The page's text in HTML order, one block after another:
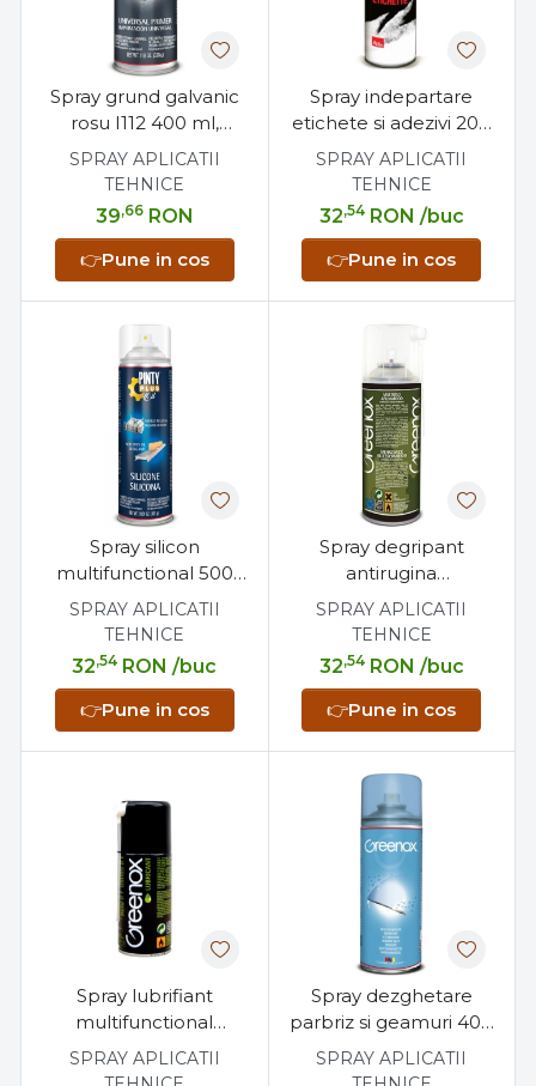
Spray grund galvanic
rosu I112 400 ml,
anticoroziv, aluminiu si
zinc, 600°C
SPRAY APLICATII
TEHNICE
39,66 RON
👉Pune in cos
Spray indepartare
etichete si adezivi 200
ml, pentru plastic,
sticla si metal
SPRAY APLICATII
TEHNICE
32,54 RON /buc
👉Pune in cos
Spray silicon
multifunctional 500
ml, fara miros,
transparent, respinge
umiditatea,
antiaderent
SPRAY APLICATII
TEHNICE
32,54 RON /buc
👉Pune in cos
Spray degripant
antirugina
multifunctional 400
ml, lubrifiant, hidrofug,
penetrant, dielectric
SPRAY APLICATII
TEHNICE
32,54 RON /buc
👉Pune in cos
Spray lubrifiant
multifunctional
Greenox 150 ml,
penetrant, hidrofug,
SPRAY APLICATII
Spray dezghetare
parbriz si geamuri 400
ml, efect hidrofob,
previne reinghetarea
SPRAY APLICATII